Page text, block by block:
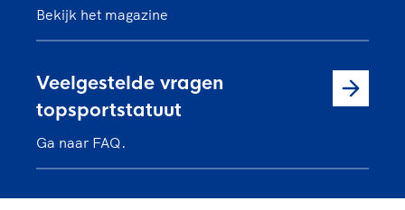
Bekijk het magazine
Veelgestelde vragen
topsportstatuut
Ga naar FAQ.